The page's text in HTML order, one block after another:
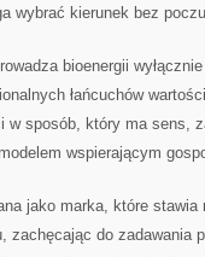
wybrać kierunek bez
bioenergii wyłącznie
łańcuchów
w sposób, który ma sens,
wspierającym
jako marka, które
zachęcając do zadawania